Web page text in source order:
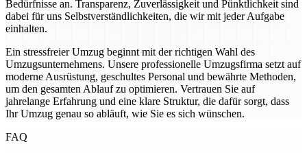
Bedürfnisse an. Transparenz, Zuverlässigkeit und Pünktlichkeit sind
dabei für uns Selbstverständlichkeiten, die wir mit jeder Aufgabe
einhalten.
Ein stressfreier Umzug beginnt mit der richtigen Wahl des
Umzugsunternehmens. Unsere professionelle Umzugsfirma setzt auf
moderne Ausrüstung, geschultes Personal und bewährte Methoden,
um den gesamten Ablauf zu optimieren. Vertrauen Sie auf
jahrelange Erfahrung und eine klare Struktur, die dafür sorgt, dass
Ihr Umzug genau so abläuft, wie Sie es sich wünschen.
FAQ